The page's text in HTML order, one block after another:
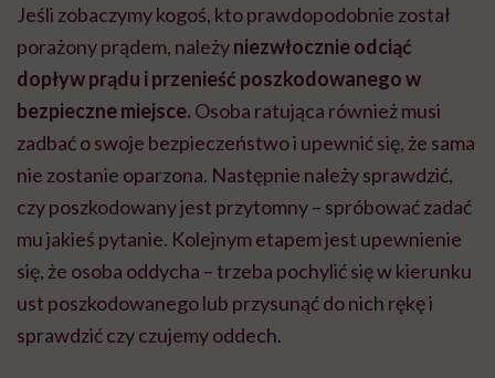
Jeśli zobaczymy kogoś, kto prawdopodobnie został
porażony prądem, należyniezwłocznie odciąć
dopływ prądu i przenieść poszkodowanego w
bezpieczne miejsce. Osoba ratująca również musi
zadbać o swoje bezpieczeństwo i upewnić się, że sama
nie zostanie oparzona. Następnie należy sprawdzić,
czy poszkodowany jest przytomny – spróbować zadać
mu jakieś pytanie. Kolejnym etapem jest upewnienie
się, że osoba oddycha – trzeba pochylić się w kierunku
ust poszkodowanego lub przysunąć do nich rękę i
sprawdzić czy czujemy oddech.